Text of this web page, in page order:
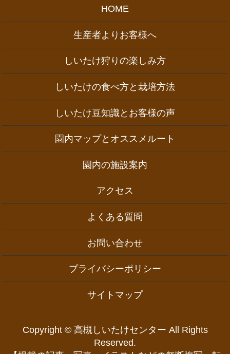
HOME
生産者よりお客様へ
しいたけ狩りの楽しみ方
しいたけの食べ方と栽培方法
しいたけ豆知識とお客様の声
園内マップとオススメルート
園内の施設案内
アクセス
よくある質問
お問い合わせ
プライバシーポリシー
サイトマップ
Copyright © 高槻しいたけセンター All Rights
Reserved.